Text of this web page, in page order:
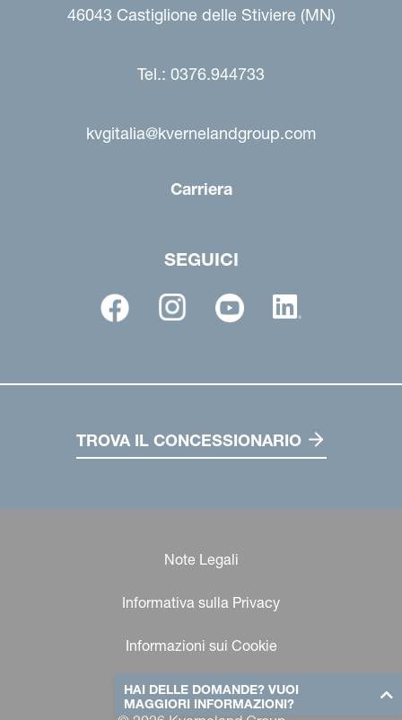
HAI DELLE DOMANDE? VUOI
MAGGIORI INFORMAZIONI?
46043 Castiglione delle Stiviere (MN)
Tel.: 0376.944733
kvgitalia@kvernelandgroup.com
Carriera
SEGUICI
TROVA IL CONCESSIONARIO
Note Legali
Informativa sulla Privacy
Informazioni sui Cookie